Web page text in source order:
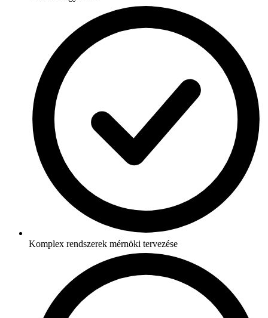
Komplex rendszerek mérnöki tervezése